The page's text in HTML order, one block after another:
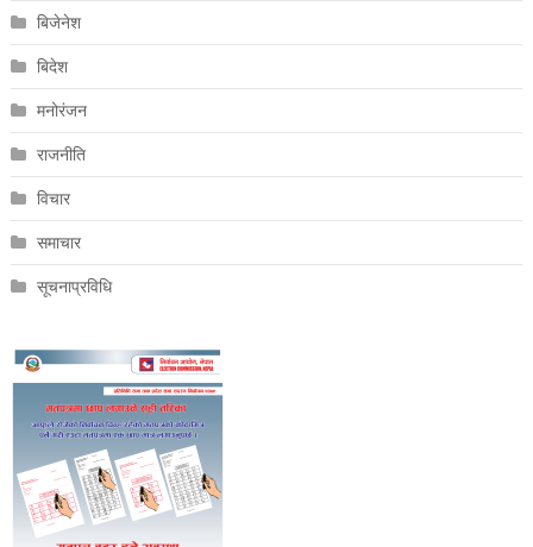
बिजेनेश
बिदेश
मनोरंजन
राजनीति
विचार
समाचार
सूचनाप्रविधि